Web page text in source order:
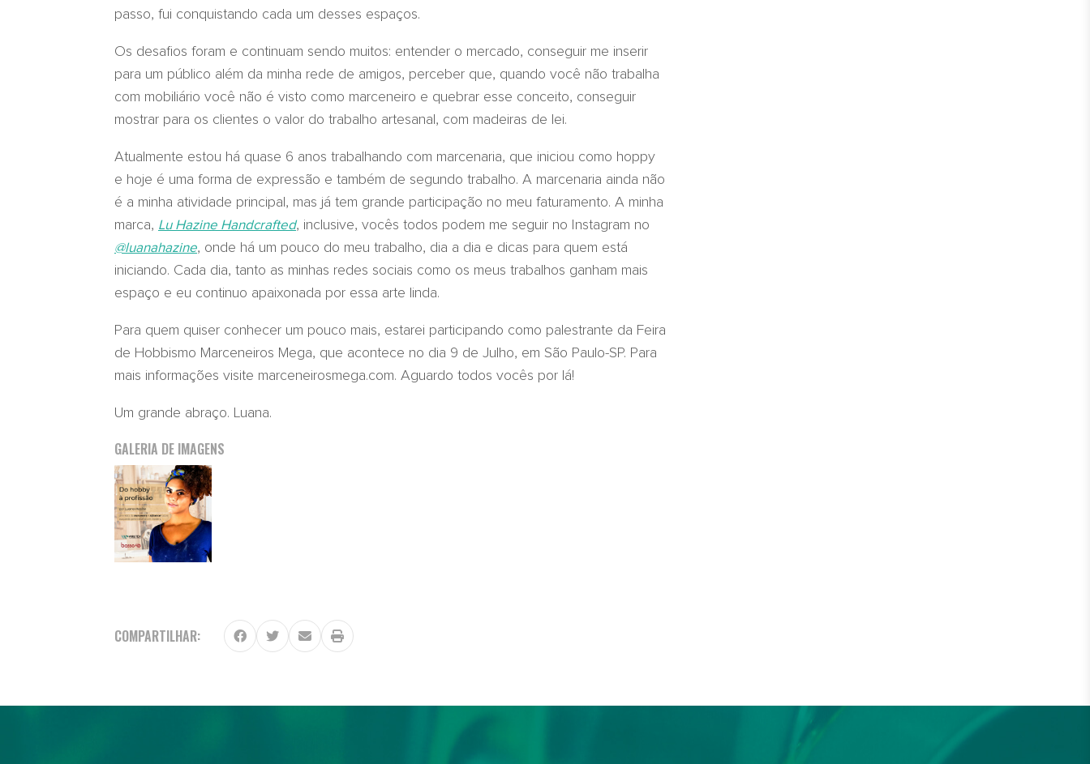
passo, fui conquistando cada um desses espaços.
Os desafios foram e continuam sendo muitos: entender o mercado, conseguir me inserir
para um público além da minha rede de amigos, perceber que, quando você não trabalha
com mobiliário você não é visto como marceneiro e quebrar esse conceito, conseguir
mostrar para os clientes o valor do trabalho artesanal, com madeiras de lei.
Atualmente estou há quase 6 anos trabalhando com marcenaria, que iniciou como hoppy
e hoje é uma forma de expressão e também de segundo trabalho. A marcenaria ainda não
é a minha atividade principal, mas já tem grande participação no meu faturamento. A minha
marca, Lu Hazine Handcrafted, inclusive, vocês todos podem me seguir no Instagram no
@luanahazine, onde há um pouco do meu trabalho, dia a dia e dicas para quem está
iniciando. Cada dia, tanto as minhas redes sociais como os meus trabalhos ganham mais
espaço e eu continuo apaixonada por essa arte linda.
Para quem quiser conhecer um pouco mais, estarei participando como palestrante da Feira
de Hobbismo Marceneiros Mega, que acontece no dia 9 de Julho, em São Paulo-SP. Para
mais informações visite marceneirosmega.com. Aguardo todos vocês por lá!
Um grande abraço. Luana.
GALERIA DE IMAGENS
COMPARTILHAR: